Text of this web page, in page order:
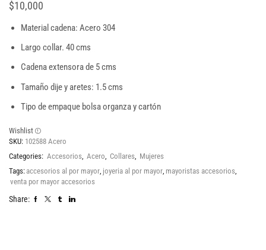
$10,000
Material cadena: Acero 304
Largo collar. 40 cms
Cadena extensora de 5 cms
Tamaño dije y aretes: 1.5 cms
Tipo de empaque bolsa organza y cartón
Wishlist
SKU: 102588 Acero
Categories: Accesorios Acero Collares Mujeres
Tags: accesorios al por mayor joyeria al por mayor mayoristas accesorios
venta por mayor accesorios
Share: